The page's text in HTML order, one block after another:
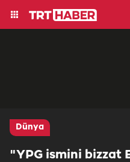
Dünya
"YPG ismini bizzat